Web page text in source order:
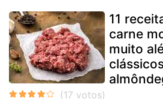
11
carne
muito